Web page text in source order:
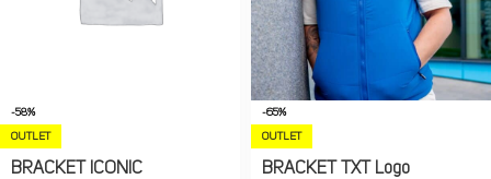
-58%
OUTLET
BRACKET ICONIC
-65%
OUTLET
BRACKET TXT Logo